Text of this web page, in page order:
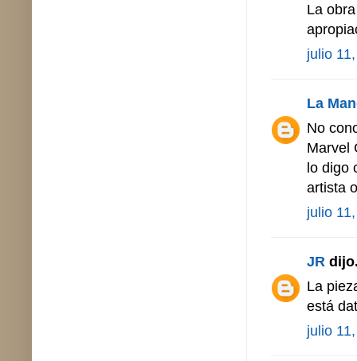
La
julio
La
No
Marvel
lo digo
artista
julio
JR
La
está
julio